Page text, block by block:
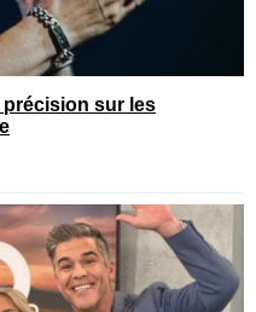
précision sur les